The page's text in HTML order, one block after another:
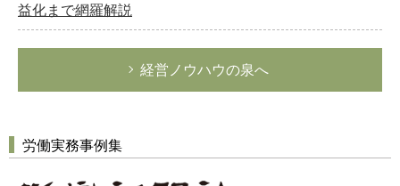
益化まで網羅解説
経営ノウハウの泉へ
労働実務事例集